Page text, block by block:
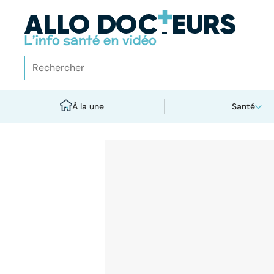
À la une Santé